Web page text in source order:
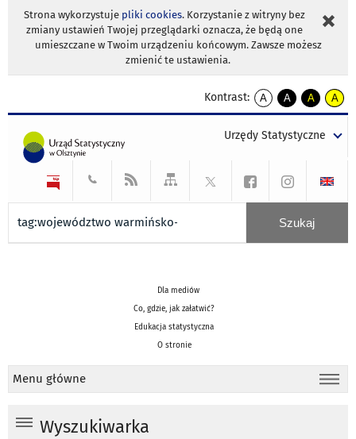
Strona wykorzystuje pliki cookies. Korzystanie z witryny bez
zmiany ustawień Twojej przeglądarki oznacza, że będą one
umieszczane w Twoim urządzeniu końcowym. Zawsze możesz
zmienić te ustawienia.
Kontrast:
A
kontrast
A
kontrast
tekst
czarnym
A
kontrast
tekst
czarnym
A
tekst
żółtym
Urzędy Statystyczne
Dla mediów
Co, gdzie, jak załatwić?
Edukacja statystyczna
O stronie
Menu główne
Wyszukiwarka